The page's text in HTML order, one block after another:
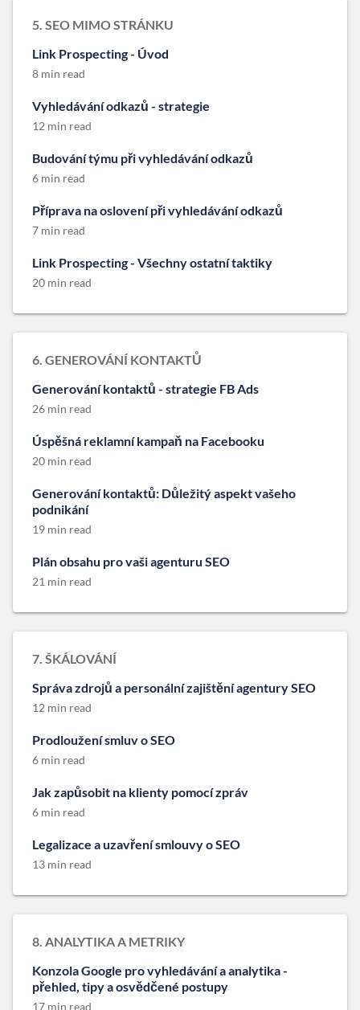
5. SEO MIMO STRÁNKU
Link Prospecting - Úvod
8 min read
Vyhledávání odkazů - strategie
12 min read
Budování týmu při vyhledávání odkazů
6 min read
Příprava na oslovení při vyhledávání odkazů
7 min read
Link Prospecting - Všechny ostatní taktiky
20 min read
6. GENEROVÁNÍ KONTAKTŮ
Generování kontaktů - strategie FB Ads
26 min read
Úspěšná reklamní kampaň na Facebooku
20 min read
Generování kontaktů: Důležitý aspekt vašeho
podnikání
19 min read
Plán obsahu pro vaši agenturu SEO
21 min read
7. ŠKÁLOVÁNÍ
Správa zdrojů a personální zajištění agentury SEO
12 min read
Prodloužení smluv o SEO
6 min read
Jak zapůsobit na klienty pomocí zpráv
6 min read
Legalizace a uzavření smlouvy o SEO
13 min read
8. ANALYTIKA A METRIKY
Konzola Google pro vyhledávání a analytika -
přehled, tipy a osvědčené postupy
17 min read